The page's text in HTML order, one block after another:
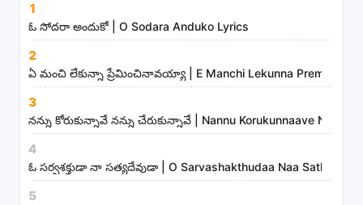
o
n
g
s
,
a
r
t
1
ఓ సోదరా అందుకో | O Sodara Anduko Lyrics
2
ఏ మంచి లేకున్నా ప్రేమించినావయ్యా | E Manchi Lekunna
3
నన్ను కోరుకున్నావే నన్ను చేరుకున్నావే | Nannu Korukunnaave Nannu
4
ఓ సర్వశక్తుడా నా సత్యదేవుడా | O Sarvashakthudaa Naa
5